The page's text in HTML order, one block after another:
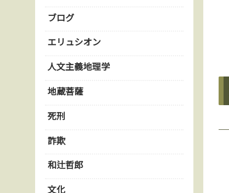
ブログ
エリュシオン
人文主義地理学
地蔵菩薩
死刑
詐欺
和辻哲郎
文化